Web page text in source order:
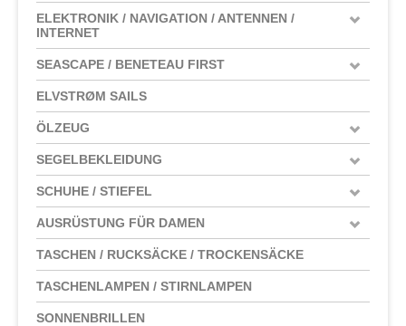
ELEKTRONIK / NAVIGATION / ANTENNEN /
INTERNET
SEASCAPE / BENETEAU FIRST
ELVSTRØM SAILS
ÖLZEUG
SEGELBEKLEIDUNG
SCHUHE / STIEFEL
AUSRÜSTUNG FÜR DAMEN
TASCHEN / RUCKSÄCKE / TROCKENSÄCKE
TASCHENLAMPEN / STIRNLAMPEN
SONNENBRILLEN